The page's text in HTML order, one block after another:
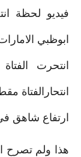
فيديو لحظة
ابوظبي
انتحرت
انتحارالفتاة
ارتفاع شاهق
هذا ولم تصرح